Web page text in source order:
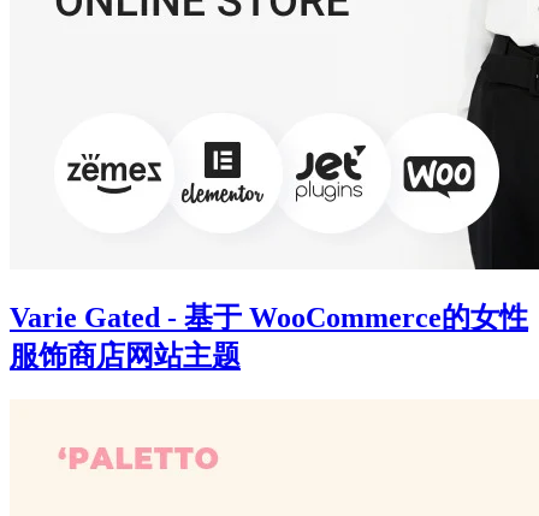
Varie Gated - 基于 WooCommerce的女性
服饰商店网站主题